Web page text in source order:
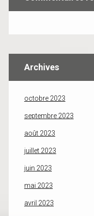
Archives
octobre 2023
septembre 2023
août 2023
juillet 2023
juin 2023
mai 2023
avril 2023